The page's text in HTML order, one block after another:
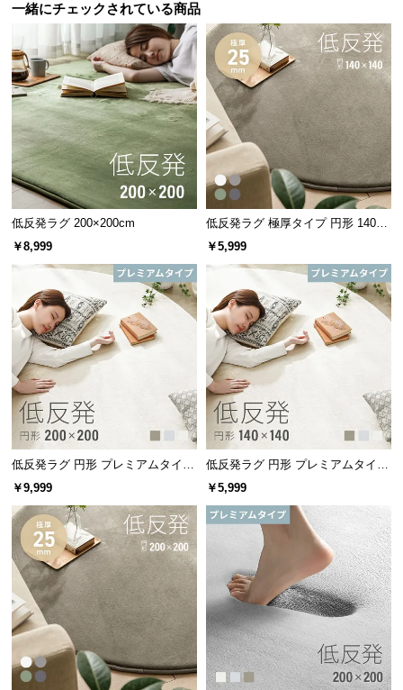
一緒にチェックされている商品
低反発ラグ 200×200cm
￥8,999
低反発ラグ 極厚タイプ 円形 140×1
40cm
￥5,999
低反発ラグ 円形 プレミアムタイプ
200×200cm
￥9,999
低反発ラグ 円形 プレミアムタイプ
140×140cm
￥5,999